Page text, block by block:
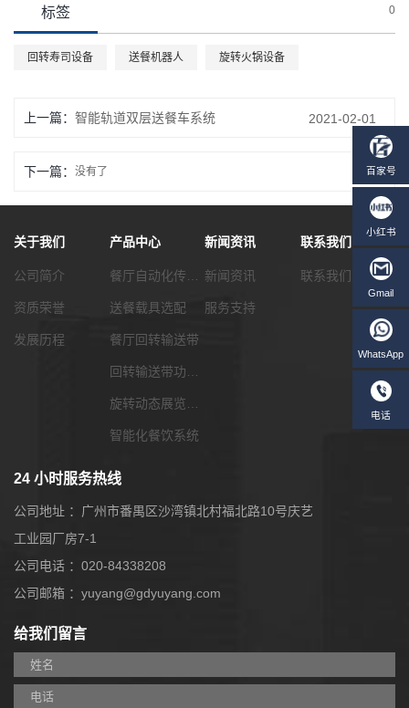
标签 0
回转寿司设备 送餐机器人 旋转火锅设备
上一篇： 智能轨道双层送餐车系统 2021-02-01
下一篇： 没有了
关于我们
公司简介
资质荣誉
发展历程
产品中心
送餐载具选配
餐厅回转输送带
智能化餐饮系统
新闻资讯
新闻资讯
服务支持
联系我们
联系我们
24 小时服务热线
公司地址 ：广州市番禺区沙湾镇北村福北路10号庆艺
工业园厂房7-1
公司电话 ：020-84338208
公司邮箱 ：yuyang@gdyuyang.com
给我们留言